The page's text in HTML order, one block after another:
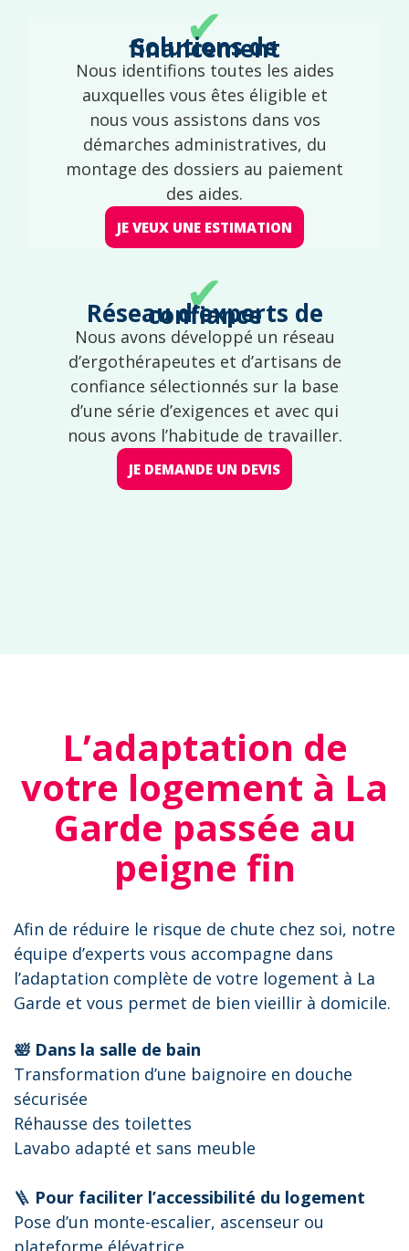
✔
Solutions de financement
Nous identifions toutes les aides
auxquelles vous êtes éligible et
nous vous assistons dans vos
démarches administratives, du
montage des dossiers au paiement
des aides.
JE VEUX UNE ESTIMATION
✔
Réseau d'experts de confiance
Nous avons développé un réseau
d’ergothérapeutes et d’artisans de
confiance sélectionnés sur la base
d’une série d’exigences et avec qui
nous avons l’habitude de travailler.
JE DEMANDE UN DEVIS
L’adaptation de
votre logement à La
Garde passée au
peigne fin
Afin de réduire le risque de chute chez soi, notre
équipe d’experts vous accompagne dans
l’adaptation complète de votre logement à La
Garde et vous permet de bien vieillir à domicile.
🛀 Dans la salle de bain
Transformation d’une baignoire en douche
sécurisée
Réhausse des toilettes
Lavabo adapté et sans meuble
🪜 Pour faciliter l’accessibilité du logement
Pose d’un monte-escalier, ascenseur ou
plateforme élévatrice